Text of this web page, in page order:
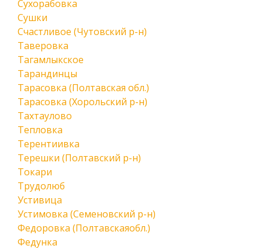
Сухорабовка
Сушки
Счастливое (Чутовский р-н)
Таверовка
Тагамлыкское
Тарандинцы
Тарасовка (Полтавская обл.)
Тарасовка (Хорольский р-н)
Тахтаулово
Тепловка
Терентиивка
Терешки (Полтавский р-н)
Токари
Трудолюб
Устивица
Устимовка (Семеновский р-н)
Федоровка (Полтавскаяобл.)
Федунка